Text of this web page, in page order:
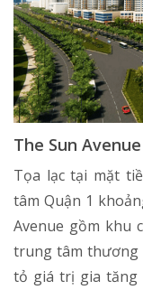
The Sun Avenue
Tọa lạc tại mặt
tâm Quận 1
Avenue gồm khu
trung tâm thương
tỏ giá trị gia tăng